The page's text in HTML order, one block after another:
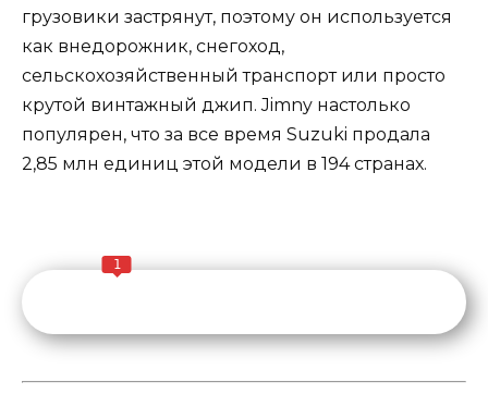
грузовики застрянут, поэтому он используется
как внедорожник, снегоход,
сельскохозяйственный транспорт или просто
крутой винтажный джип. Jimny настолько
популярен, что за все время Suzuki продала
2,85 млн единиц этой модели в 194 странах.
1